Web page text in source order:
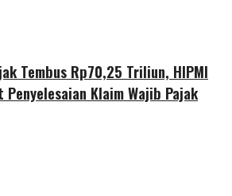
Tembus Rp70,25 Triliun, HIPMI
Klaim Wajib Pajak